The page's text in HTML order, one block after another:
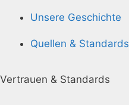
Unsere Geschichte
Quellen & Standards
Vertrauen & Standards